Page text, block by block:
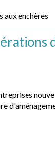
aux enchères